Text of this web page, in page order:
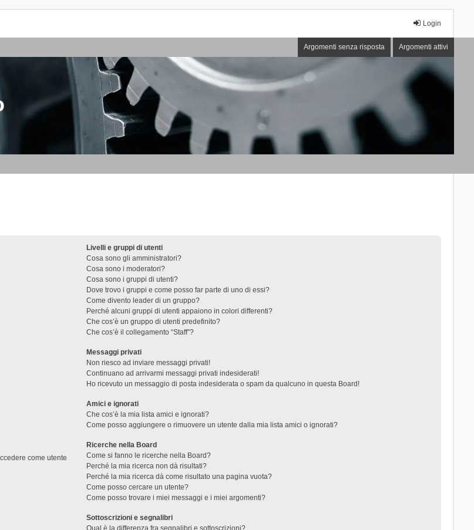
Login
Argomenti senza risposta Argomenti attivi
come utente
Livelli e gruppi di utenti
Cosa sono gli amministratori?
Cosa sono i moderatori?
Cosa sono i gruppi di utenti?
Dove trovo i gruppi e come posso far parte di uno di essi?
Come divento leader di un gruppo?
Perché alcuni gruppi di utenti appaiono in colori differenti?
Che cos’è un gruppo di utenti predefinito?
Che cos’è il collegamento “Staff”?
Messaggi privati
Non riesco ad inviare messaggi privati!
Continuano ad arrivarmi messaggi privati indesiderati!
Ho ricevuto un messaggio di posta indesiderata o spam da qualcuno in questa Board!
Amici e ignorati
Che cos’è la mia lista amici e ignorati?
Come posso aggiungere o rimuovere un utente dalla mia lista amici o ignorati?
Ricerche nella Board
Come si fanno le ricerche nella Board?
Perché la mia ricerca non dà risultati?
Perché la mia ricerca dà come risultato una pagina vuota?
Come posso cercare un utente?
Come posso trovare i miei messaggi e i miei argomenti?
Sottoscrizioni e segnalibri
Qual è la differenza fra segnalibri e sottoscrizioni?